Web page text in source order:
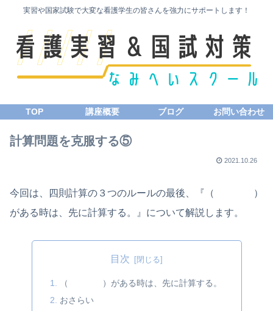
実習や国家試験で大変な看護学生の皆さんを強力にサポートします！
TOP 講座概要 ブログ お問い合わせ
計算問題を克服する⑤
2021.10.26
今回は、四則計算の３つのルールの最後、『（ ）
がある時は、先に計算する。』について解説します。
目次
（ ）がある時は、先に計算する。
おさらい